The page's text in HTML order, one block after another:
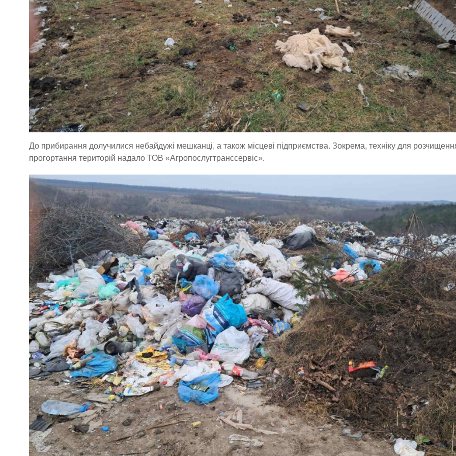
До прибирання долучилися небайдужі мешканці, а також місцеві підприємства. Зокрема, техніку для
прогортання територій надало ТОВ «Агропослугтранссервіс».